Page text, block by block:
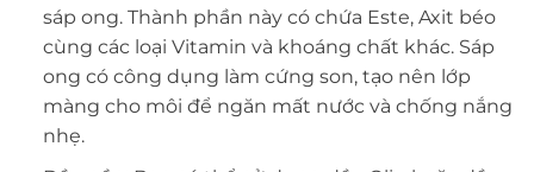
sáp ong. Thành phần này có chứa Este, Axit béo
cùng các loại Vitamin và khoáng chất khác. Sáp
ong có công dụng làm cứng son, tạo nên lớp
màng cho môi để ngăn mất nước và chống nắng
nhẹ.